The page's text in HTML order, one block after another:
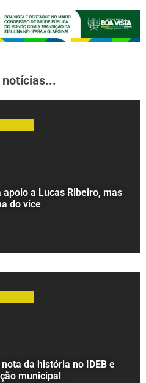
notícias...
a Lucas Ribeiro, mas
do vice
da história no IDEB e
municipal